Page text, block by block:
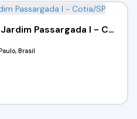
Galpão com 2.100 m² - Jardim Passargada I - Cotia/SP
Brasil